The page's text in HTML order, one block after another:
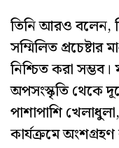
তিনি আরও বলেন,
সম্মিলিত
নিশ্চিত করা সম্ভব।
অপসংস্কৃতি থেকে
পাশাপাশি
কার্যক্রমে